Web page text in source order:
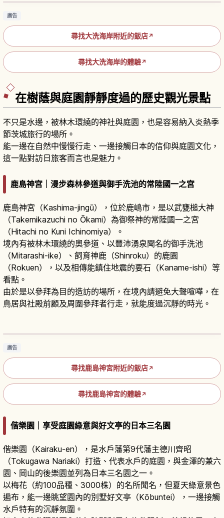
廣告
尋找大洗海岸附近的飯店↗
尋找大洗海岸的體驗↗
在樹蔭與庭園靜靜度過的歷史觀光景點
不只是水邊，被林木環繞的神社與庭園，也是容易納入炎熱季
節茨城旅行的場所。
能一邊在自然中慢慢行走、一邊接觸日本的信仰與庭園文化，
這一點對訪日旅客而言也是魅力。
鹿島神宮｜漫步森林參道與御手洗池的常陸國一之宮
鹿島神宮（Kashima-jingū），位於鹿嶋市，是以武甕槌大神
（Takemikazuchi no Ōkami）為御祭神的常陸國一之宮
（Hitachi no Kuni Ichinomiya）。
境內有被林木環繞的奧參道、以豐沛湧泉聞名的御手洗池
（Mitarashi-ike）、飼育神鹿（Shinroku）的鹿園
（Rokuen），以及相傳能鎮住地震的要石（Kaname-ishi）等
看點。
由於是以參拜為目的造訪的場所，在境內請避免大聲喧嘩，在
鳥居與社殿前顧及周圍參拜者行走，就能度過沉靜的時光。
鹿島神宮攻略｜茨城鹿嶋千年古社、樓門社殿與
廣告
尋找鹿島神宮附近的飯店↗
尋找鹿島神宮的體驗↗
偕樂園｜享受庭園綠意與好文亭的日本三名園
偕樂園（Kairaku-en），是水戶藩第9代藩主德川齊昭
（Tokugawa Nariaki）打造、代表水戶的庭園，與金澤的兼六
園、岡山的後樂園並列為日本三名園之一。
以梅花（約100品種、3000株）的名所聞名，但夏天綠意景色
遍布，能一邊眺望園內的別墅好文亭（Kōbuntei），一邊接觸
水戶特有的沉靜氛圍。